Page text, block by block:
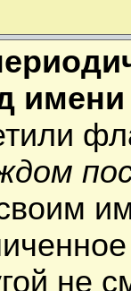
не